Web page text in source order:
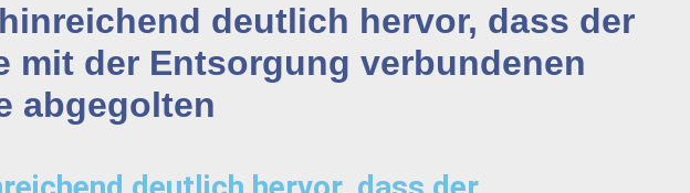
deutlich hervor, dass der
der Entsorgung verbundenen
abgegolten